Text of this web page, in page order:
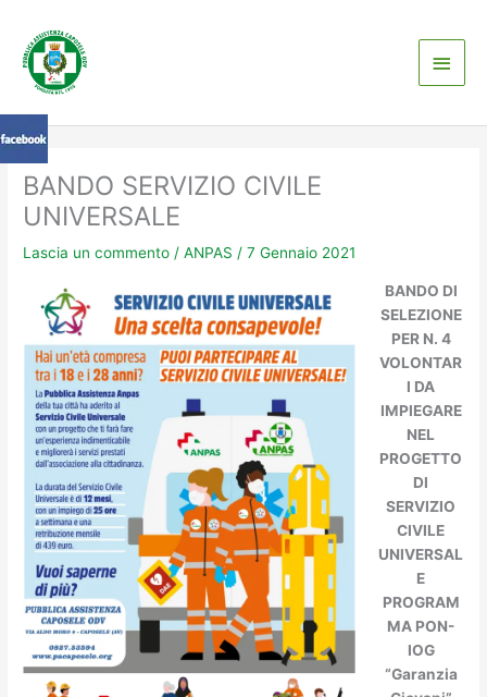
contenuto
Menu
BANDO SERVIZIO CIVILE
UNIVERSALE
Lascia un commento /ANPAS /7 Gennaio 2021
BANDO DI
SELEZIONE
PER N. 4
VOLONTAR
I DA
IMPIEGARE
NEL
PROGETTO
DI
SERVIZIO
CIVILE
UNIVERSAL
E
PROGRAM
MA PON-
IOG
“Garanzia